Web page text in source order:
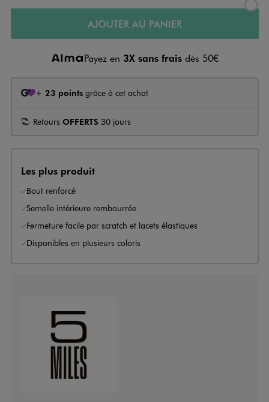
AJOUTER AU PANIER
Payez en 3X sans frais dès 50€
+ 23 points grâce à cet achat
Retours OFFERTS 30 jours
Les plus produit
Bout renforcé
Semelle intérieure rembourrée
Fermeture facile par scratch et lacets élastiques
Disponibles en plusieurs coloris